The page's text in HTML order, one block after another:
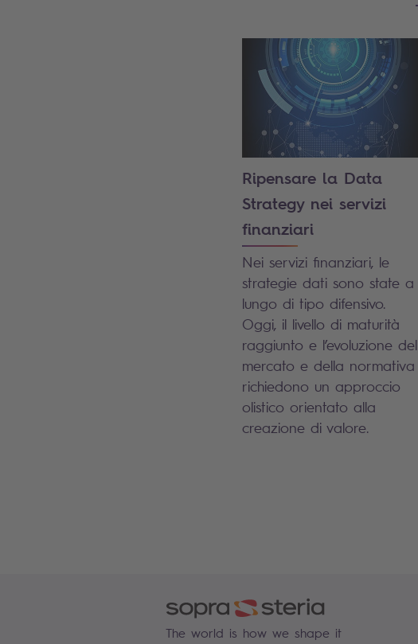
Ripensare la Data
Strategy nei servizi
finanziari
Nei servizi finanziari, le
strategie dati sono state a
lungo di tipo difensivo.
Oggi, il livello di maturità
raggiunto e l’evoluzione del
mercato e della normativa
richiedono un approccio
olistico orientato alla
creazione di valore.
The world is how we shape it